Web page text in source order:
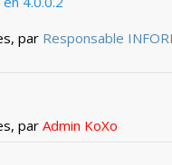
par Responsable
par Admin KoXo